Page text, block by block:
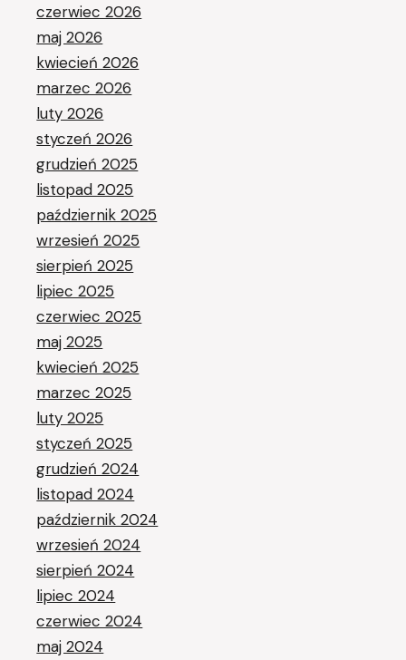
czerwiec 2026
maj 2026
kwiecień 2026
marzec 2026
luty 2026
styczeń 2026
grudzień 2025
listopad 2025
październik 2025
wrzesień 2025
sierpień 2025
lipiec 2025
czerwiec 2025
maj 2025
kwiecień 2025
marzec 2025
luty 2025
styczeń 2025
grudzień 2024
listopad 2024
październik 2024
wrzesień 2024
sierpień 2024
lipiec 2024
czerwiec 2024
maj 2024